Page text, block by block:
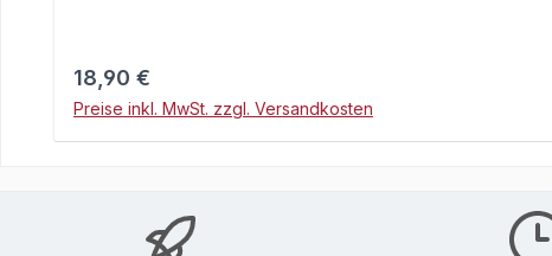
Regulärer Preis:
18,90 €
Preise inkl. MwSt. zzgl. Versandkosten